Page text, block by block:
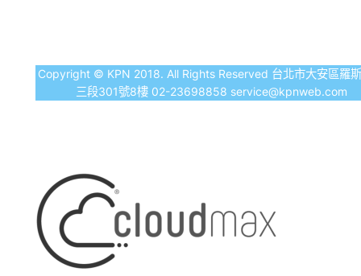
Copyright © KPN 2018. All Rights Reserved 台北市大安區羅
三段301號8樓 02-23698858 service@kpnweb.com